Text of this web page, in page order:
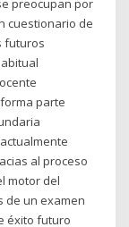
preocupan por
cuestionario de
futuros
parte
al proceso
motor del
de un examen
éxito futuro